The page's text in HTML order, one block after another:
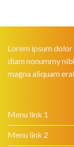
Lorem ipsum
diam nonummy
magna aliquam
Menu link 1
Menu link 2